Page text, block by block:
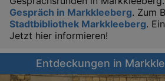
Gespräch in Markkleeberg. Zum
Stadtbibliothek Markkleeberg.
Jetzt hier informieren!
Entdeckungen in